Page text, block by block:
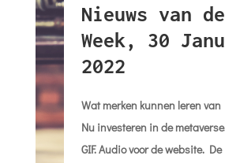
Nieuws van de
Week, 30
2022
Wat merken kunnen leren van
Nu investeren in de
GIF. Audio voor de website. De